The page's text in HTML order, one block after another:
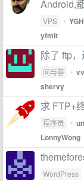
Android,
VPS •
yfmir
除了 ftp
问与答 •
shervy
求 FTP+
程序员 •
LonnyWong
WordPress